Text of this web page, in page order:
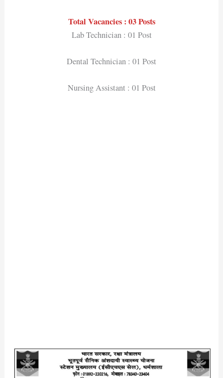
Total Vacancies : 03 Posts
Lab Technician : 01 Post
Dental Technician : 01 Post
Nursing Assistant : 01 Post